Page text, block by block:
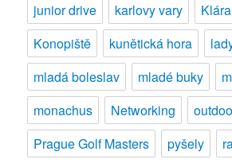
junior drive
karlovy vary
Konopiště
kunětická hora
mladá boleslav
mladé buky
monachus
Networking
Prague Golf Masters
pyšely